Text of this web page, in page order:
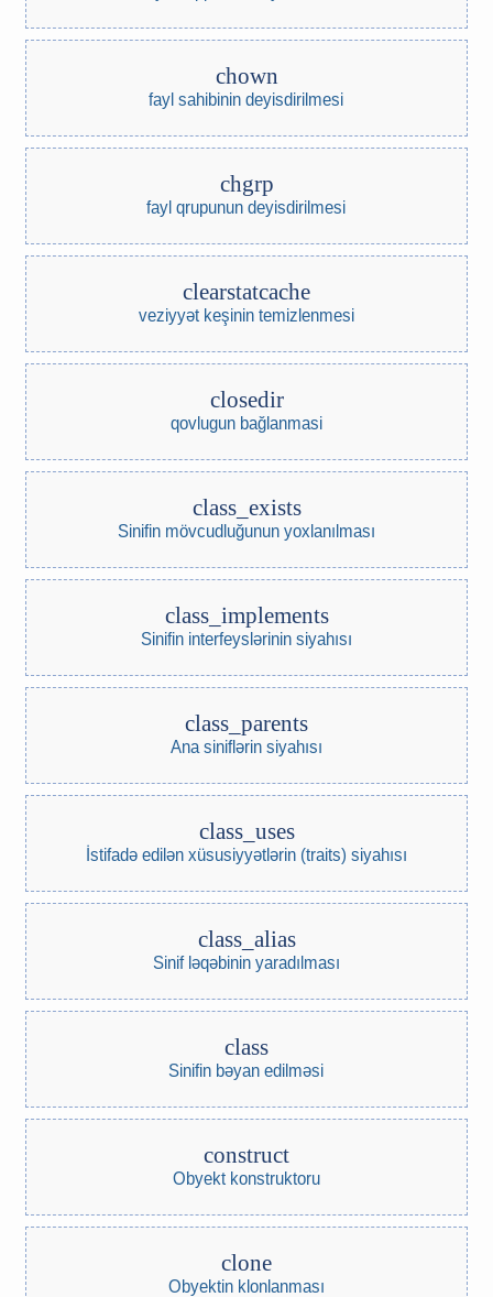
chown
fayl sahibinin deyisdirilmesi
chgrp
fayl qrupunun deyisdirilmesi
clearstatcache
veziyyət keşinin temizlenmesi
closedir
qovlugun bağlanmasi
class_exists
Sinifin mövcudluğunun yoxlanılması
class_implements
Sinifin interfeyslərinin siyahısı
class_parents
Ana siniflərin siyahısı
class_uses
İstifadə edilən xüsusiyyətlərin (traits) siyahısı
class_alias
Sinif ləqəbinin yaradılması
class
Sinifin bəyan edilməsi
construct
Obyekt konstruktoru
clone
Obyektin klonlanması